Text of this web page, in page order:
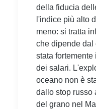
della fiducia
l'indice più alto
meno: si tratta
che dipende dal
stata
dei salari.
oceano non è
dallo stop russo
del grano nel